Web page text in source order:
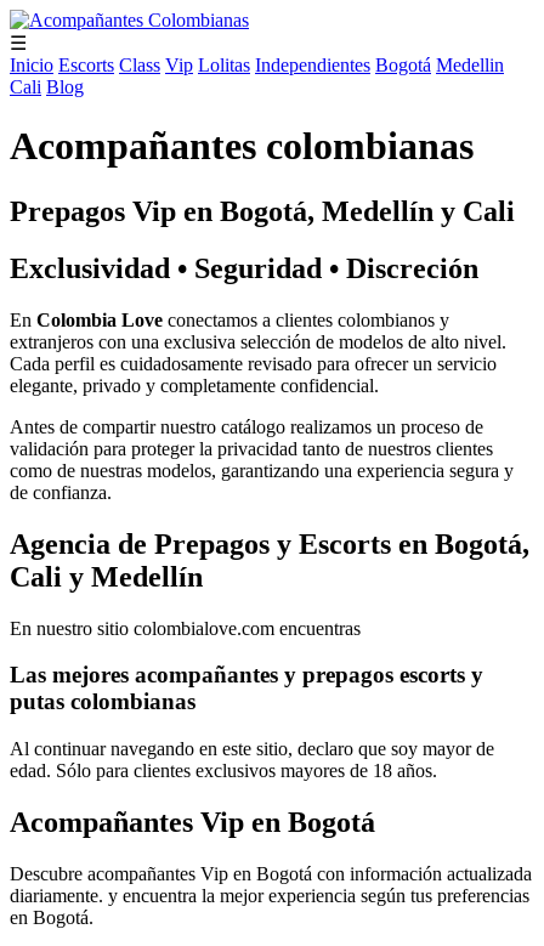
☰
Inicio Escorts Class Vip Lolitas Independientes Bogotá Medellin
Cali Blog
Acompañantes colombianas
Prepagos Vip en Bogotá, Medellín y Cali
Exclusividad • Seguridad • Discreción
En Colombia Love conectamos a clientes colombianos y
extranjeros con una exclusiva selección de modelos de alto nivel.
Cada perfil es cuidadosamente revisado para ofrecer un servicio
elegante, privado y completamente confidencial.
Antes de compartir nuestro catálogo realizamos un proceso de
validación para proteger la privacidad tanto de nuestros clientes
como de nuestras modelos, garantizando una experiencia segura y
de confianza.
Agencia de Prepagos y Escorts en Bogotá,
Cali y Medellín
En nuestro sitio colombialove.com encuentras
Las mejores acompañantes y prepagos escorts y
putas colombianas
Al continuar navegando en este sitio, declaro que soy mayor de
edad. Sólo para clientes exclusivos mayores de 18 años.
Acompañantes Vip en Bogotá
Descubre acompañantes Vip en Bogotá con información actualizada
diariamente. y encuentra la mejor experiencia según tus preferencias
en Bogotá.